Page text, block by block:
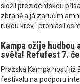
složil prezidentskou
zbraně a já zaručím
rukou krev," prohlásil
Kampa ožije hudbou
světa! Refufest 7.
Pražská Kampa hostí
festivalu na podporu